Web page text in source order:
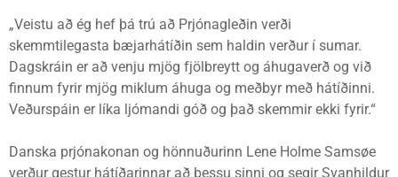
„Veistu að ég hef þá trú að Prjónagleðin verði
skemmtilegasta bæjarhátíðin sem haldin verður í sumar.
Dagskráin er að venju mjög fjölbreytt og áhugaverð og við
finnum fyrir mjög miklum áhuga og meðbyr með hátíðinni.
Veðurspáin er líka ljómandi góð og það skemmir ekki fyrir.“
Danska prjónakonan og hönnuðurinn Lene Holme Samsøe
verður gestur hátíðarinnar að þessu sinni og segir Svanhildur